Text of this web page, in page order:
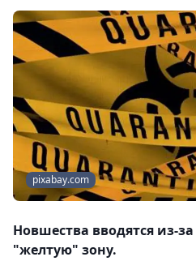
pixabay.com
Новшества вводятся из-
"желтую" зону.